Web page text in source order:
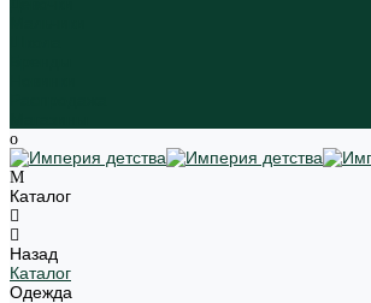
Каталог
Назад
Каталог
Одежда